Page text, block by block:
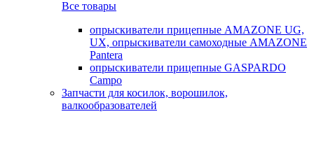
Все товары
опрыскиватели прицепные AMAZONE UG,
UX, опрыскиватели самоходные AMAZONE
Pantera
опрыскиватели прицепные GASPARDO
Campo
Запчасти для косилок, ворошилок,
валкообразователей